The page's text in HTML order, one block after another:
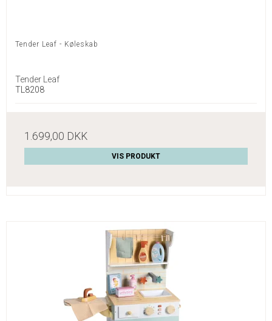
Tender Leaf - Køleskab
Tender Leaf
TL8208
1.699,00 DKK
VIS PRODUKT